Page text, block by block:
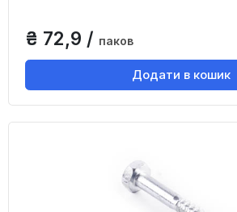
₴ 72,9 / паков
Додати в кошик